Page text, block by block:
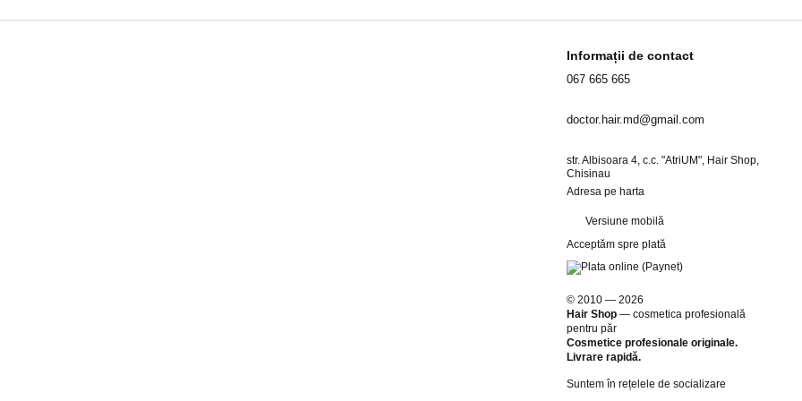
Informații de contact
067 665 665
doctor.hair.md@gmail.com
str. Albisoara 4, c.c. "AtriUM", Hair Shop,
Chisinau
Adresa pe harta
Versiune mobilă
Acceptăm spre plată
© 2010 — 2026
Hair Shop —cosmetica profesională
pentru păr
Cosmetice profesionale originale.
Livrare rapidă.
Suntem în rețelele de socializare